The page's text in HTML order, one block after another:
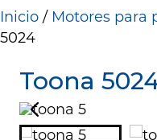
Inicio / Motores para
5024
Toona